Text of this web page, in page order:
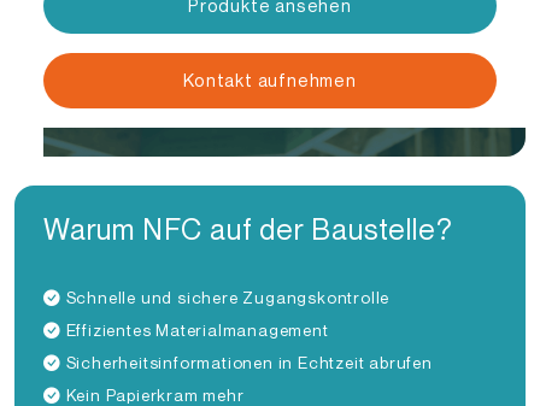
Produkte ansehen
Kontakt aufnehmen
Warum NFC auf der Baustelle?
Schnelle und sichere Zugangskontrolle
Effizientes Materialmanagement
Sicherheitsinformationen in Echtzeit abrufen
Kein Papierkram mehr